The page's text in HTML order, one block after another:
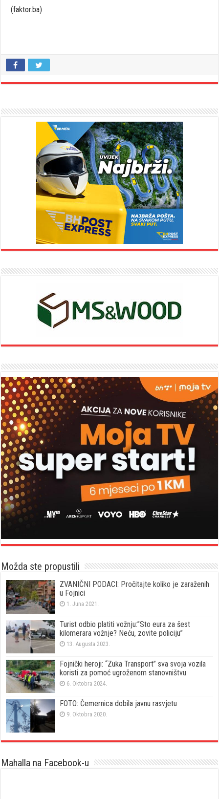
(faktor.ba)
Možda ste propustili
ZVANIČNI PODACI: Pročitajte koliko je zaraženih
u Fojnici
1. Juna 2021.
Turist odbio platiti vožnju:”Sto eura za šest
kilomerara vožnje? Neću, zovite policiju”
13. Augusta 2023.
Fojnički heroji: “Zuka Transport” sva svoja vozila
koristi za pomoć ugroženom stanovništvu
6. Oktobra 2024.
FOTO: Čemernica dobila javnu rasvjetu
9. Oktobra 2020.
Mahalla na Facebook-u